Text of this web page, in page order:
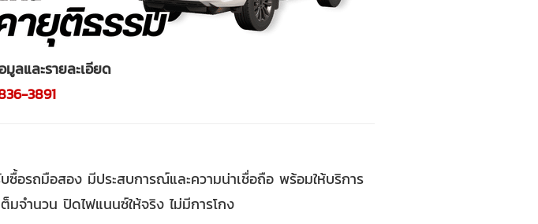
ลและรายละเอียด
3891
ซื้อรถมือสอง มีประสบการณ์และความน่าเชื่อถือ พร้อมให้บริการ
มจำนวน ปิดไฟแนนซ์ให้จริง ไม่มีการโกง